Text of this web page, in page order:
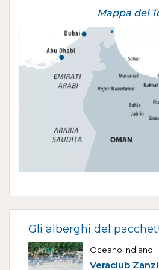
Mappa del
Gli alberghi del
Oceano Indiano
Veraclub